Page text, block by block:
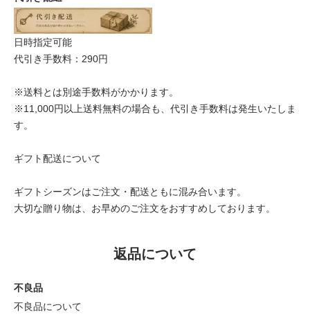
日時指定可能
代引き手数料：290円
※送料とは別途手数料がかかります。
※11,000円以上送料無料の場合も、代引き手数料は発生いたしま
す。
ギフト配送について
ギフトシーズンはご注文・配送ともに混み合います。
大切な贈り物は、お早めのご注文をおすすめしております。
返品について
不良品
不良品について